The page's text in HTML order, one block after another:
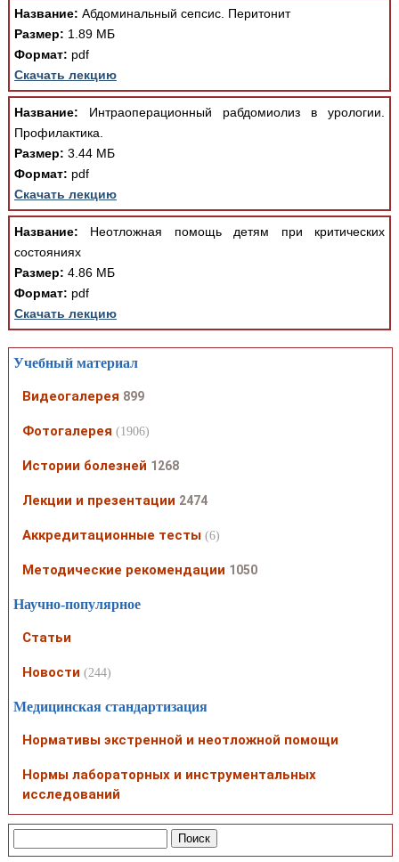
Название: Абдоминальный сепсис. Перитонит
Размер: 1.89 МБ
Формат: pdf
Скачать лекцию
Название: Интраоперационный рабдомиолиз в урологии.
Профилактика.
Размер: 3.44 МБ
Формат: pdf
Скачать лекцию
Название: Неотложная помощь детям при критических
состояниях
Размер: 4.86 МБ
Формат: pdf
Скачать лекцию
Учебный материал
Видеогалерея 899
Фотогалерея (1906)
Истории болезней 1268
Лекции и презентации 2474
Аккредитационные тесты (6)
Методические рекомендации 1050
Научно-популярное
Статьи
Новости (244)
Медицинская стандартизация
Нормативы экстренной и неотложной помощи
Нормы лабораторных и инструментальных
исследований